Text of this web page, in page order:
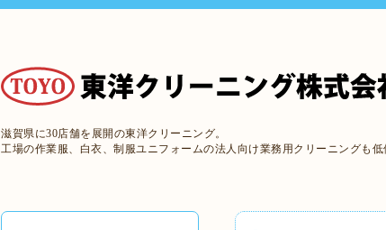
滋賀県に30店舗を展開の東洋クリーニング。
工場の作業服、白衣、制服ユニフォームの法人向け業務用クリーニングも低